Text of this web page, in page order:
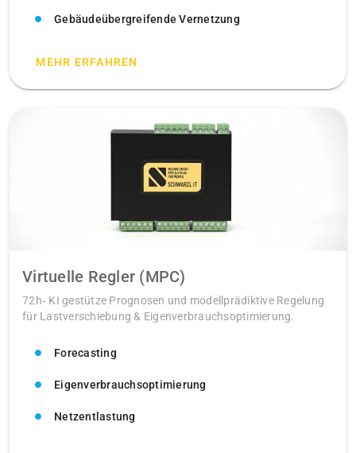
Gebäudeübergreifende Vernetzung
MEHR ERFAHREN
Virtuelle Regler (MPC)
72h‑ KI gestütze Prognosen und modellprädiktive Regelung
für Lastverschiebung & Eigenverbrauchsoptimierung.
Forecasting
Eigenverbrauchsoptimierung
Netzentlastung